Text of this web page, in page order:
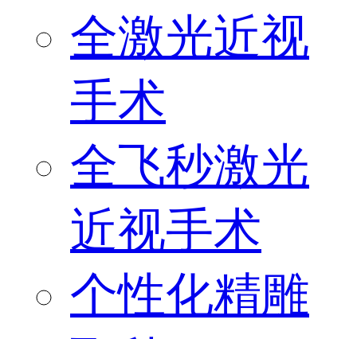
全激光近视
手术
全飞秒激光
近视手术
个性化精雕